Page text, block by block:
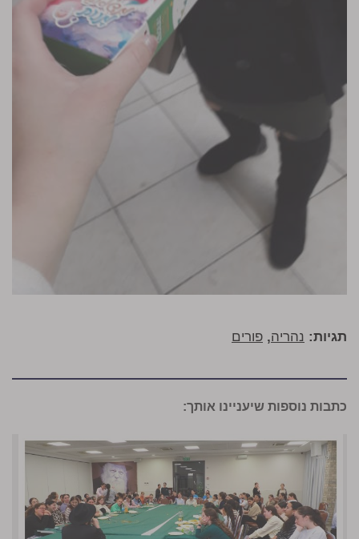
תגיות: נהריה, פורים
כתבות נוספות שיעניינו אותך: